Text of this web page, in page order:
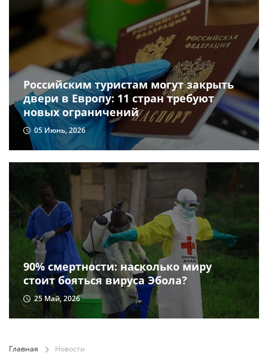
Российским туристам могут закрыть
двери в Европу: 11 стран требуют
новых ограничений
05 Июнь, 2026
90% смертности: насколько миру
стоит бояться вируса Эбола?
25 Май, 2026
Главная Новости